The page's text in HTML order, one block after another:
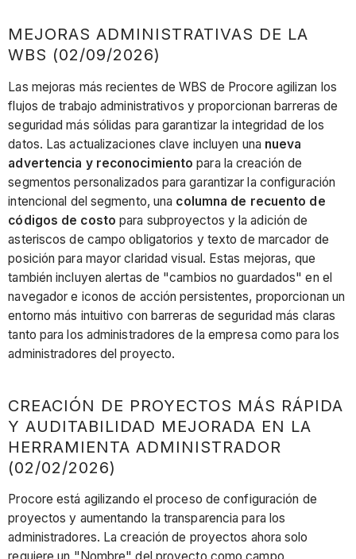
MEJORAS ADMINISTRATIVAS DE LA
WBS (02/09/2026)
Las mejoras más recientes de WBS de Procore agilizan los
flujos de trabajo administrativos y proporcionan barreras de
seguridad más sólidas para garantizar la integridad de los
datos. Las actualizaciones clave incluyen una nueva
advertencia y reconocimientopara la creación de
segmentos personalizados para garantizar la configuración
intencional del segmento, una columna de recuento de
códigos de costopara subproyectos y la adición de
asteriscos de campo obligatorios y texto de marcador de
posición para mayor claridad visual. Estas mejoras, que
también incluyen alertas de "cambios no guardados" en el
navegador e iconos de acción persistentes, proporcionan un
entorno más intuitivo con barreras de seguridad más claras
tanto para los administradores de la empresa como para los
administradores del proyecto.
CREACIÓN DE PROYECTOS MÁS RÁPIDA
Y AUDITABILIDAD MEJORADA EN LA
HERRAMIENTA ADMINISTRADOR
(02/02/2026)
Procore está agilizando el proceso de configuración de
proyectos y aumentando la transparencia para los
administradores. La creación de proyectos ahora solo